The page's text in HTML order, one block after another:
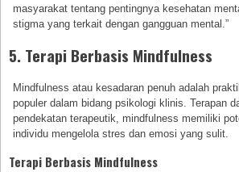
masyarakat tentang pentingnya kesehatan
stigma yang terkait dengan gangguan mental.”
5. Terapi Berbasis Mindfulness
Mindfulness atau kesadaran penuh adalah
populer dalam bidang psikologi klinis. Terapan
pendekatan terapeutik, mindfulness memiliki
individu mengelola stres dan emosi yang sulit.
Terapi Berbasis Mindfulness